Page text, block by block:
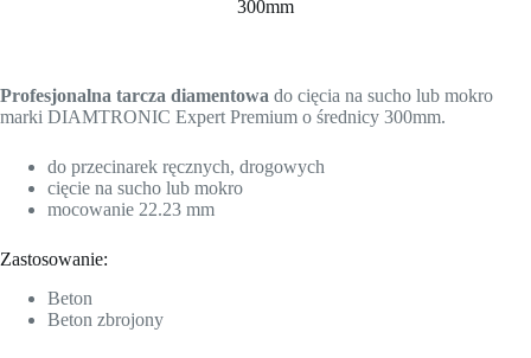
300mm
Profesjonalna tarcza diamentowa do cięcia na sucho lub mokro
marki DIAMTRONIC Expert Premium o średnicy 300mm.
do przecinarek ręcznych, drogowych
cięcie na sucho lub mokro
mocowanie 22.23 mm
Zastosowanie:
Beton
Beton zbrojony